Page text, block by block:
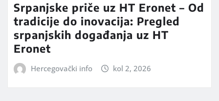
Srpanjske priče uz HT Eronet – Od
tradicije do inovacija: Pregled
srpanjskih događanja uz HT
Eronet
Hercegovački info kol 2, 2026